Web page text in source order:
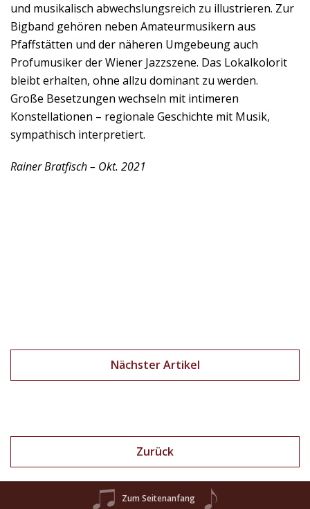
und musikalisch abwechslungsreich zu illustrieren. Zur
Bigband gehören neben Amateurmusikern aus
Pfaffstätten und der näheren Umgebeung auch
Profumusiker der Wiener Jazzszene. Das Lokalkolorit
bleibt erhalten, ohne allzu dominant zu werden.
Große Besetzungen wechseln mit intimeren
Konstellationen – regionale Geschichte mit Musik,
sympathisch interpretiert.
Rainer Bratfisch – Okt. 2021
Nächster Artikel
Zurück
Zum Seitenanfang